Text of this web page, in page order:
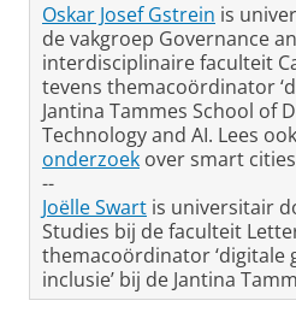
Oskar Josef Gstrein is
de vakgroep Governance
interdisciplinaire faculteit
tevens themacoördinator
Jantina Tammes School of
Technology and AI. Lees
onderzoek over smart
--
Joëlle Swart is universitair
Studies bij de faculteit
themacoördinator ‘digitale
inclusie’ bij de Jantina